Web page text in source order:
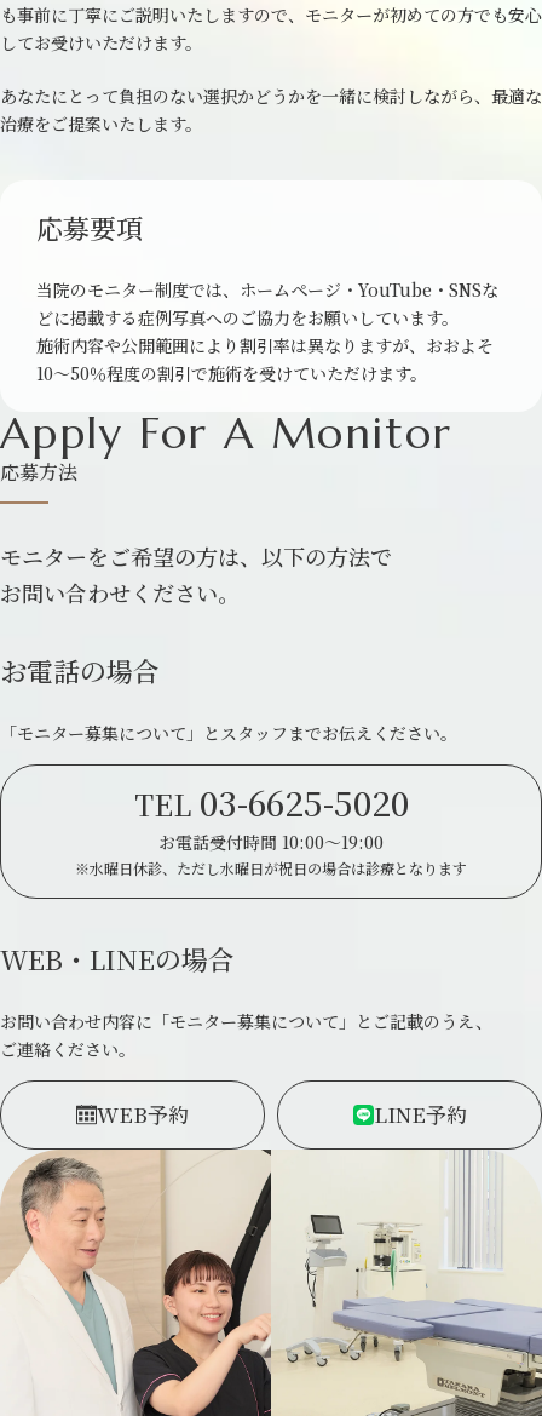
も事前に丁寧にご説明いたしますので、モニターが初めての方でも安心
してお受けいただけます。
あなたにとって負担のない選択かどうかを一緒に検討しながら、最適な
治療をご提案いたします。
応募要項
当院のモニター制度では、ホームページ・YouTube・SNSな
どに掲載する症例写真へのご協力をお願いしています。
施術内容や公開範囲により割引率は異なりますが、おおよそ
10～50％程度の割引で施術を受けていただけます。
Apply ForA Monitor
応募方法
モニターをご希望の方は、以下の方法で
お問い合わせください。
お電話の場合
「モニター募集について」とスタッフまでお伝えください。
TEL03-6625-5020
お電話受付時間 10:00～19:00
※水曜日休診、ただし水曜日が祝日の場合は診療となります
WEB・LINEの場合
お問い合わせ内容に「モニター募集について」とご記載のうえ、
ご連絡ください。
WEB予約 LINE予約